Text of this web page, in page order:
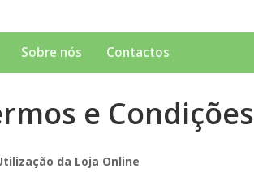
Sobre nós Contactos
e Condições
da Loja Online